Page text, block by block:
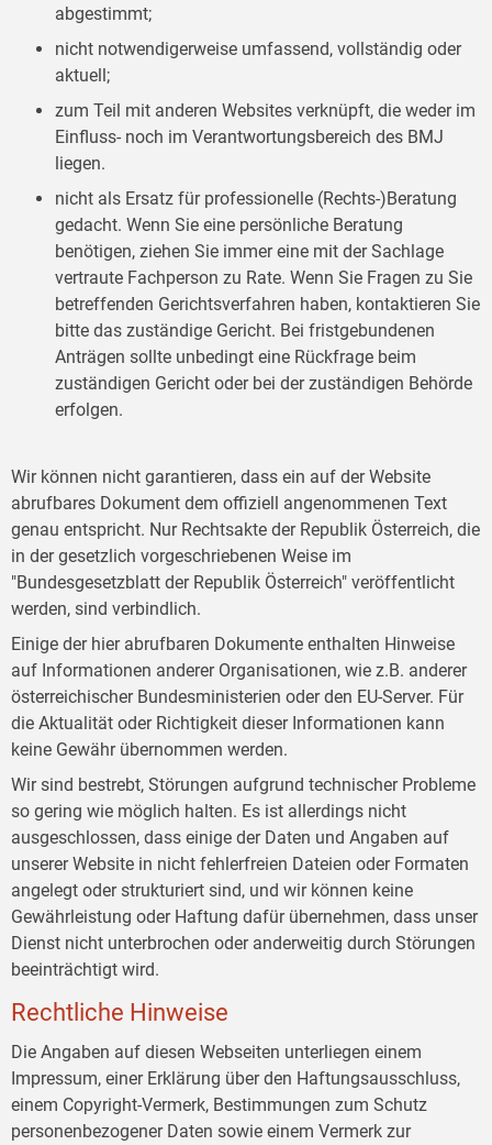
abgestimmt;
nicht notwendigerweise umfassend, vollständig oder
aktuell;
zum Teil mit anderen Websites verknüpft, die weder im
Einfluss- noch im Verantwortungsbereich des BMJ
liegen.
nicht als Ersatz für professionelle (Rechts-)Beratung
gedacht. Wenn Sie eine persönliche Beratung
benötigen, ziehen Sie immer eine mit der Sachlage
vertraute Fachperson zu Rate. Wenn Sie Fragen zu Sie
betreffenden Gerichtsverfahren haben, kontaktieren Sie
bitte das zuständige Gericht. Bei fristgebundenen
Anträgen sollte unbedingt eine Rückfrage beim
zuständigen Gericht oder bei der zuständigen Behörde
erfolgen.
Wir können nicht garantieren, dass ein auf der Website
abrufbares Dokument dem offiziell angenommenen Text
genau entspricht. Nur Rechtsakte der Republik Österreich, die
in der gesetzlich vorgeschriebenen Weise im
"Bundesgesetzblatt der Republik Österreich" veröffentlicht
werden, sind verbindlich.
Einige der hier abrufbaren Dokumente enthalten Hinweise
auf Informationen anderer Organisationen, wie z.B. anderer
österreichischer Bundesministerien oder den EU-Server. Für
die Aktualität oder Richtigkeit dieser Informationen kann
keine Gewähr übernommen werden.
Wir sind bestrebt, Störungen aufgrund technischer Probleme
so gering wie möglich halten. Es ist allerdings nicht
ausgeschlossen, dass einige der Daten und Angaben auf
unserer Website in nicht fehlerfreien Dateien oder Formaten
angelegt oder strukturiert sind, und wir können keine
Gewährleistung oder Haftung dafür übernehmen, dass unser
Dienst nicht unterbrochen oder anderweitig durch Störungen
beeinträchtigt wird.
Rechtliche Hinweise
Die Angaben auf diesen Webseiten unterliegen einem
Impressum, einer Erklärung über den Haftungsausschluss,
einem Copyright-Vermerk, Bestimmungen zum Schutz
personenbezogener Daten sowie einem Vermerk zur